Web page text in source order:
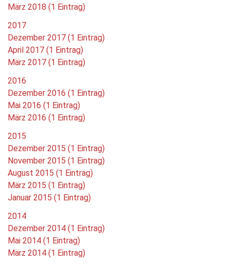
März 2018 (1 Eintrag)
2017
Dezember 2017 (1 Eintrag)
April 2017 (1 Eintrag)
März 2017 (1 Eintrag)
2016
Dezember 2016 (1 Eintrag)
Mai 2016 (1 Eintrag)
März 2016 (1 Eintrag)
2015
Dezember 2015 (1 Eintrag)
November 2015 (1 Eintrag)
August 2015 (1 Eintrag)
März 2015 (1 Eintrag)
Januar 2015 (1 Eintrag)
2014
Dezember 2014 (1 Eintrag)
Mai 2014 (1 Eintrag)
März 2014 (1 Eintrag)